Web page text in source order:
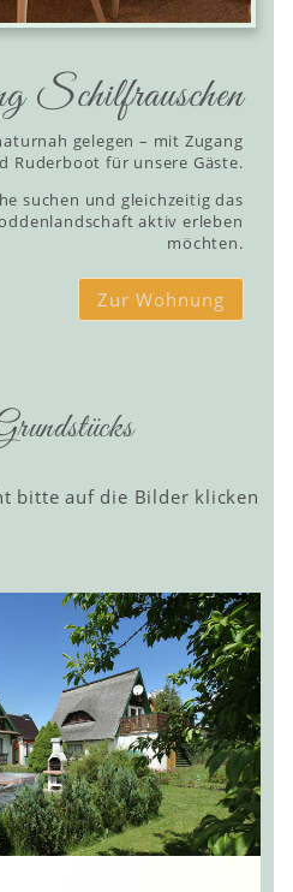
Schilfrauschen
gelegen – mit Zugang
Ruderboot für unsere Gäste.
suchen und gleichzeitig das
aktiv erleben
möchten.
Zur Wohnung
bitte auf die Bilder klicken